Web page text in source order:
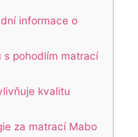
informace o
s pohodlím matrací
kvalitu
za matrací Mabo